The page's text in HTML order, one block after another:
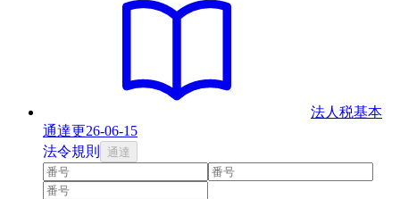
法人税基本
通達更26-06-15
法令規則 通達